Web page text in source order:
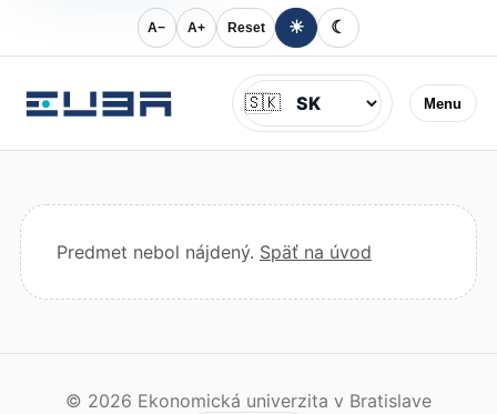
A− A+ Reset ☀ ☾
Menu
Jazyk
🇸🇰
Predmet nebol nájdený. Späť na úvod
© 2026 Ekonomická univerzita v Bratislave